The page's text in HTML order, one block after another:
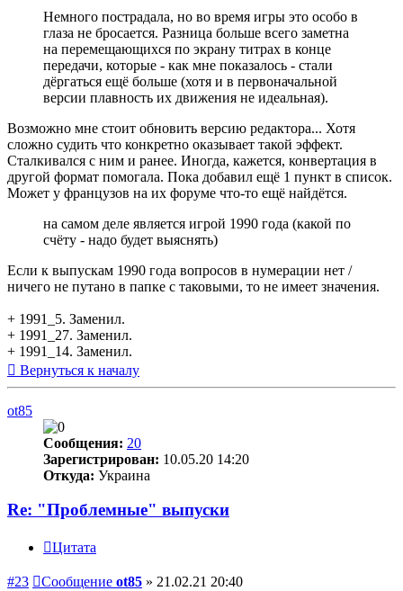
Немного пострадала, но во время игры это особо в
глаза не бросается. Разница больше всего заметна
на перемещающихся по экрану титрах в конце
передачи, которые - как мне показалось - стали
дёргаться ещё больше (хотя и в первоначальной
версии плавность их движения не идеальная).
Возможно мне стоит обновить версию редактора... Хотя
сложно судить что конкретно оказывает такой эффект.
Сталкивался с ним и ранее. Иногда, кажется, конвертация в
другой формат помогала. Пока добавил ещё 1 пункт в список.
Может у французов на их форуме что-то ещё найдётся.
на самом деле является игрой 1990 года (какой по
счёту - надо будет выяснять)
Если к выпускам 1990 года вопросов в нумерации нет /
ничего не путано в папке с таковыми, то не имеет значения.
+ 1991_5. Заменил.
+ 1991_27. Заменил.
+ 1991_14. Заменил.
Вернуться к началу
ot85
Сообщения: 20
Зарегистрирован: 10.05.20 14:20
Откуда: Украина
Re: "Проблемные" выпуски
Цитата
#23 Сообщение ot85 » 21.02.21 20:40